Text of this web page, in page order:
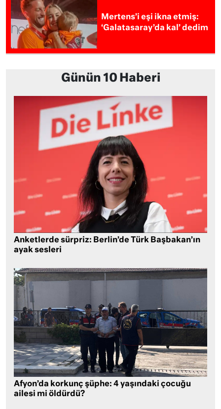
Mertens’i eşi ikna etmiş:
‘Galatasaray’da kal’ dedim
Günün 10 Haberi
Anketlerde sürpriz: Berlin’de Türk Başbakan’ın
ayak sesleri
Afyon’da korkunç şüphe: 4 yaşındaki çocuğu
ailesi mi öldürdü?